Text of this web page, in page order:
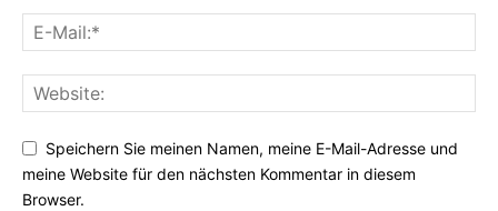
Speichern Sie meinen Namen, meine E-Mail-Adresse und
meine Website für den nächsten Kommentar in diesem
Browser.